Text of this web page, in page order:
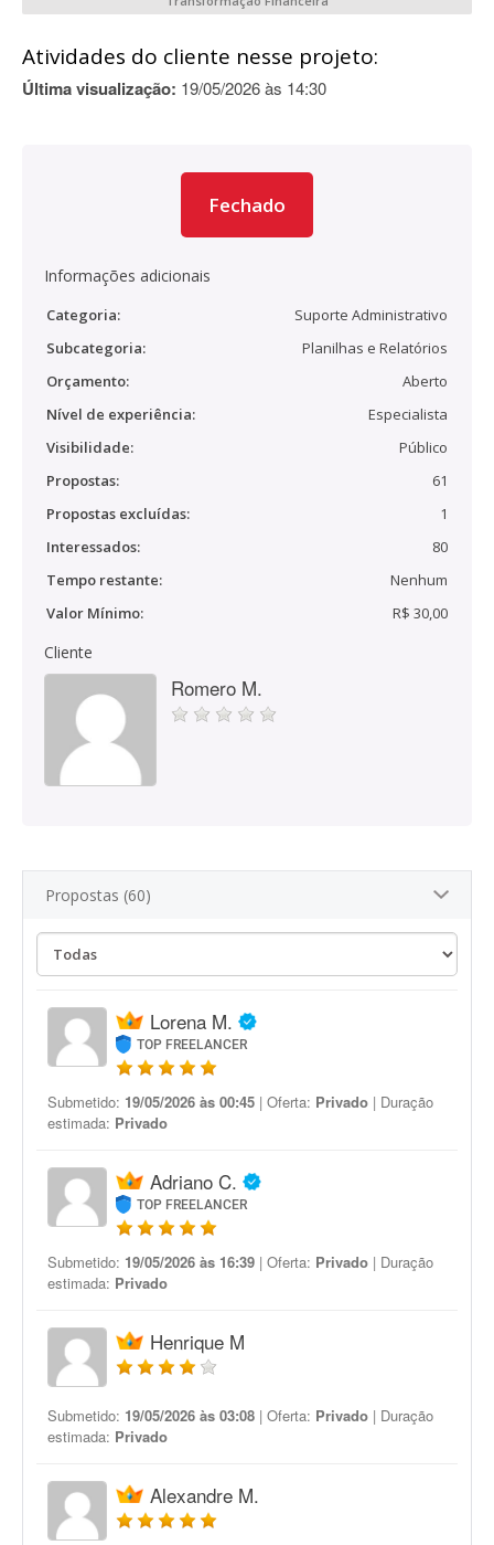
Atividades do cliente nesse projeto:
Última visualização: 19/05/2026 às 14:30
Fechado
Informações adicionais
Categoria:
Suporte Administrativo
Subcategoria:
Planilhas e Relatórios
Orçamento:
Aberto
Nível de experiência:
Especialista
Visibilidade:
Público
Propostas:
61
Propostas excluídas:
1
Interessados:
80
Tempo restante:
Nenhum
Valor Mínimo:
R$ 30,00
Cliente
Romero M.
Propostas (60)
Lorena M.
TOP FREELANCER
Submetido: 19/05/2026 às 00:45 | Oferta: Privado | Duração
estimada: Privado
Adriano C.
TOP FREELANCER
Submetido: 19/05/2026 às 16:39 | Oferta: Privado | Duração
estimada: Privado
Henrique M
Submetido: 19/05/2026 às 03:08 | Oferta: Privado | Duração
estimada: Privado
Alexandre M.